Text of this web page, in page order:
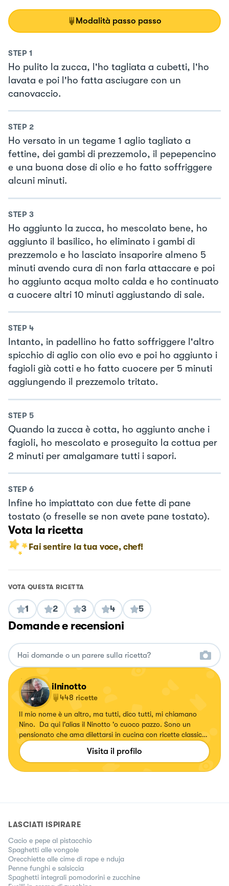
Modalità passo passo
STEP 1
Ho pulito la zucca, l'ho tagliata a cubetti, l'ho
lavata e poi l'ho fatta asciugare con un
canovaccio.
STEP 2
Ho versato in un tegame 1 aglio tagliato a
fettine, dei gambi di prezzemolo, il pepepencino
e una buona dose di olio e ho fatto soffriggere
alcuni minuti.
STEP 3
Ho aggiunto la zucca, ho mescolato bene, ho
aggiunto il basilico, ho eliminato i gambi di
prezzemolo e ho lasciato insaporire almeno 5
minuti avendo cura di non farla attaccare e poi
ho aggiunto acqua molto calda e ho continuato
a cuocere altri 10 minuti aggiustando di sale.
STEP 4
Intanto, in padellino ho fatto soffriggere l'altro
spicchio di aglio con olio evo e poi ho aggiunto i
fagioli già cotti e ho fatto cuocere per 5 minuti
aggiungendo il prezzemolo tritato.
STEP 5
Quando la zucca è cotta, ho aggiunto anche i
fagioli, ho mescolato e proseguito la cottua per
2 minuti per amalgamare tutti i sapori.
STEP 6
Infine ho impiattato con due fette di pane
tostato (o freselle se non avete pane tostato).
Vota la ricetta
Fai sentire la tua voce, chef!
VOTA QUESTA RICETTA
1 2 3 4 5
Domande e recensioni
ilninotto
448 ricette
Il mio nome è un altro, ma tutti, dico tutti, mi chiamano
Nino. Da qui l'alias il Ninotto 'o cuoco pazzo. Sono un
pensionato che ama dilettarsi in cucina con ricette classiche
e quasi sempre della tradizione campana, ma che ama
soprattutto mangiare cose buone. Ho tre vizietti culinari:
amo contaminare e trasformare ricette classiche e farle a
Visita il profilo
LASCIATI ISPIRARE
Cacio e pepe al pistacchio
Spaghetti alle vongole
Orecchiette alle cime di rape e nduja
Penne funghi e salsiccia
Spaghetti integrali pomodorini e zucchine